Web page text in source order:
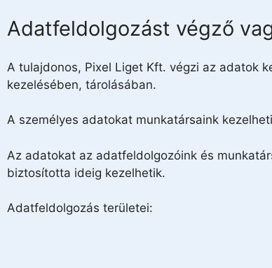
Adatfeldolgozást végző
A tulajdonos, Pixel Liget Kft. végzi az adatok
kezelésében, tárolásában.
A személyes adatokat munkatársaink
Az adatokat az adatfeldolgozóink és
biztosította ideig kezelhetik.
Adatfeldolgozás területei: